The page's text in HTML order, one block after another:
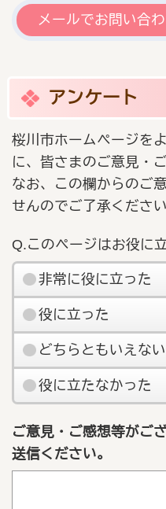
メールでお問い合
アンケート
桜川市ホームページを
に、皆さまのご意見・
なお、この欄からのご
せんのでご了承ください
Q.このページはお役に
非常に役に立った
役に立った
どちらともいえない
役に立たなかった
ご意見・ご感想等がご
送信ください。